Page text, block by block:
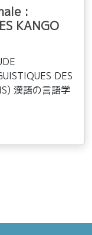
:
KANGO
DES
漢語の言語学